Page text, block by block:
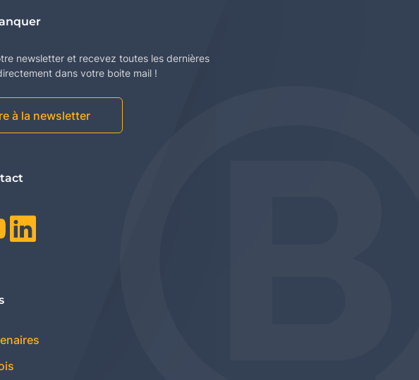
newsletter et recevez toutes les dernières
dans votre boite mail !
à la newsletter
Youtube